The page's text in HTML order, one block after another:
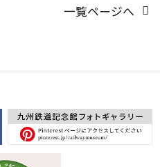
一覧ページへ